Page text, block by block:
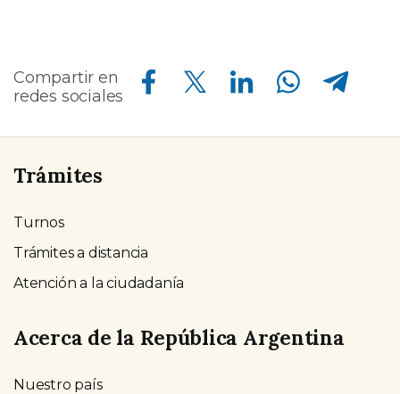
Compartir en
redes sociales
Compartir en Facebook Compartir en Twitter Compartir en Linkedin Compartir en Whatsapp Compartir en Telegram
Trámites
Turnos
Trámites a distancia
Atención a la ciudadanía
Acerca de la República Argentina
Nuestro país